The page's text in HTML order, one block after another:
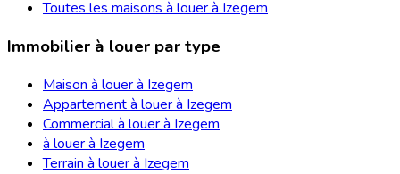
Toutes les maisons à louer à Izegem
Immobilier à louer par type
Maison à louer à Izegem
Appartement à louer à Izegem
Commercial à louer à Izegem
à louer à Izegem
Terrain à louer à Izegem